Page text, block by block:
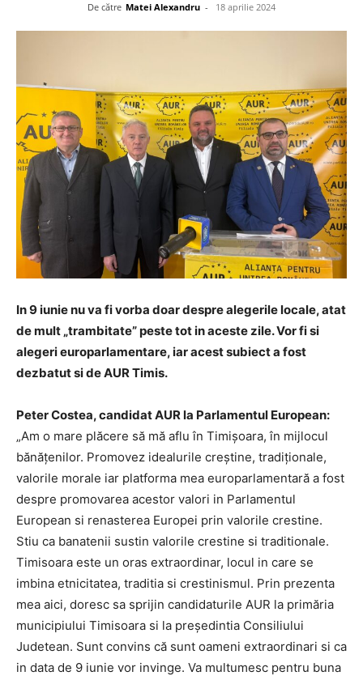
De către Matei Alexandru - 18 aprilie 2024
In 9 iunie nu va fi vorba doar despre alegerile locale, atat
de mult „trambitate” peste tot in aceste zile. Vor fi si
alegeri europarlamentare, iar acest subiect a fost
dezbatut si de AUR Timis.
Peter Costea, candidat AUR la Parlamentul European:
„Am o mare plăcere să mă aflu în Timișoara, în mijlocul
bănățenilor. Promovez idealurile creștine, tradiționale,
valorile morale iar platforma mea europarlamentară a fost
despre promovarea acestor valori in Parlamentul
European si renasterea Europei prin valorile crestine.
Stiu ca banatenii sustin valorile crestine si traditionale.
Timisoara este un oras extraordinar, locul in care se
imbina etnicitatea, traditia si crestinismul. Prin prezenta
mea aici, doresc sa sprijin candidaturile AUR la primăria
municipiului Timisoara si la președintia Consiliului
Judetean. Sunt convins că sunt oameni extraordinari si ca
in data de 9 iunie vor invinge. Va multumesc pentru buna